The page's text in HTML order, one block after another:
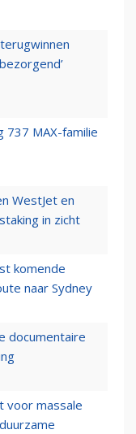
737 MAX-familie
WestJet en
in zicht
komende
naar Sydney
documentaire
voor massale